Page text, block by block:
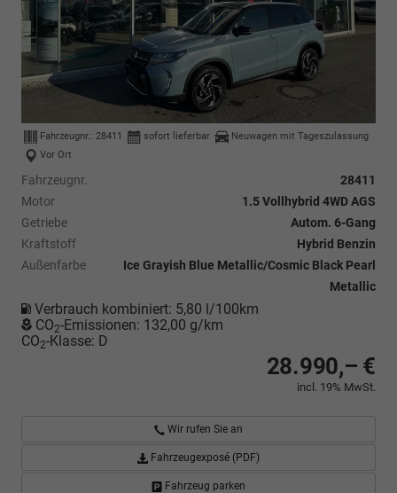
Fahrzeugnr.: 28411 sofort lieferbar
Neuwagen mit Tageszulassung
Vor Ort
Fahrzeugnr.
28411
Motor
1.5 Vollhybrid 4WD AGS
Getriebe
Autom. 6-Gang
Kraftstoff
Hybrid Benzin
Außenfarbe
Ice Grayish Blue Metallic/Cosmic Black Pearl
Metallic
Verbrauch kombiniert: 5,80 l/100km
CO2-Emissionen: 132,00 g/km
CO2-Klasse: D
28.990,– €
incl. 19% MwSt.
Wir rufen Sie an
Fahrzeugexposé (PDF)
Fahrzeug parken